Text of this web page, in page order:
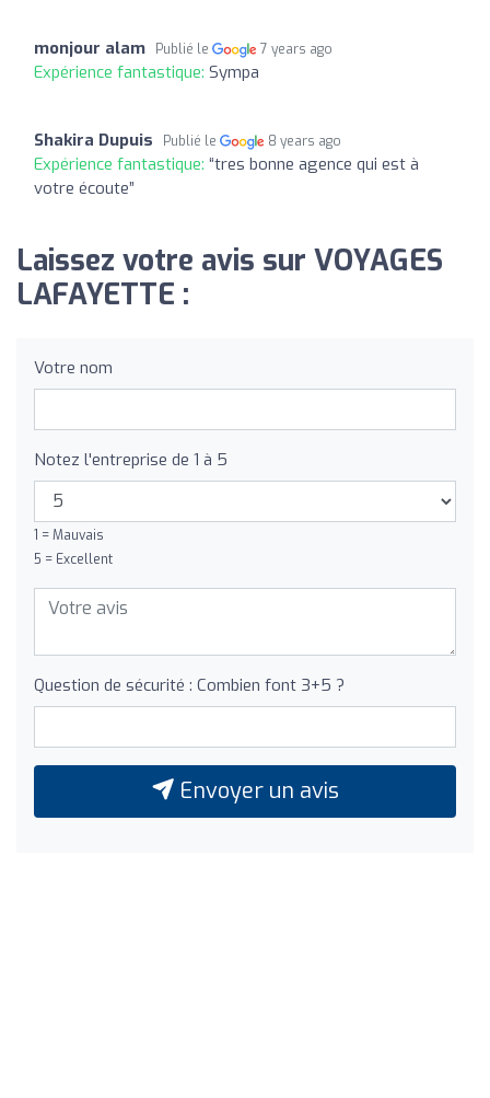
monjour alam Publié le 7 years ago
Expérience fantastique: Sympa
Shakira Dupuis Publié le 8 years ago
Expérience fantastique: “tres bonne agence qui est à
votre écoute”
Laissez votre avis sur VOYAGES
LAFAYETTE :
Votre nom
Notez l'entreprise de 1 à 5
1 = Mauvais
5 = Excellent
Question de sécurité : Combien font 3+5 ?
Envoyer un avis